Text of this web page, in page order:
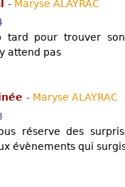
- Maryse ALAYRAC
tard pour trouver
attend pas
- Maryse ALAYRAC
réserve des
évènements qui